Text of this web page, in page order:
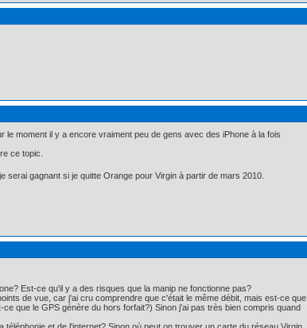
moment il y a encore vraiment peu de gens avec des iPhone à la fois
ce topic.
serai gagnant si je quitte Orange pour Virgin à partir de mars 2010.
Est-ce qu'il y a des risques que la manip ne fonctionne pas?
de vue, car j'ai cru comprendre que c'était le même débit, mais est-ce que
que le GPS génère du hors forfait?) Sinon j'ai pas très bien compris quand